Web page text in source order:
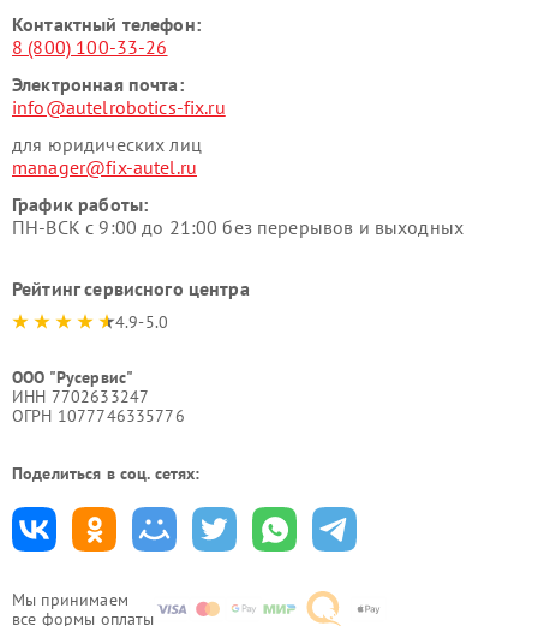
Мы принимаем
все формы оплаты
Контактный телефон:
8 (800) 100-33-26
Электронная почта:
info@autelrobotics-fix.ru
для юридических лиц
manager@fix-autel.ru
График работы:
ПН-ВСК с 9:00 до 21:00 без перерывов и выходных
Рейтинг сервисного центра
4.9-5.0
ООО "Русервис"
ИНН 7702633247
ОГРН 1077746335776
Поделиться в соц. сетях: